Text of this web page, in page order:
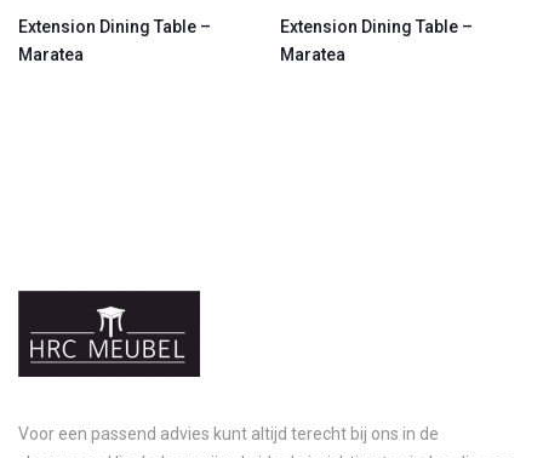
Extension Dining Table –
Maratea
Extension Dining Table –
Maratea
Voor een passend advies kunt altijd terecht bij ons in de